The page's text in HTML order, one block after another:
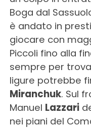
Boga dal
è andato in
giocare con
Piccoli fino alla
sempre per
ligure potrebbe
Miranchuk. Sul
Manuel Lazzari
nei piani del